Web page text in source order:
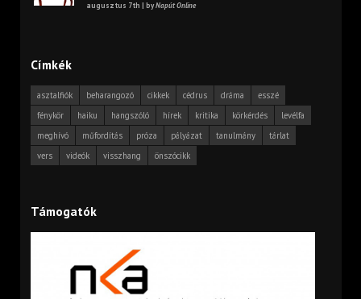
augusztus 7th | byNapút Online
Címkék
asztalfiók beharangozó cikkek cédrus dráma
esszé
fénykör
haiku hangszóló hírek kritika körkérdés
levélfa
meghívó
műfordítás próza pályázat tanulmány
tárlat
vers
videók visszhang önszócikk
Támogatók